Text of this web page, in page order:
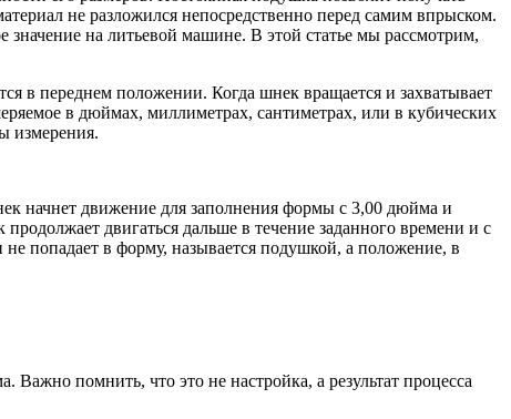
не разложился непосредственно перед самим впрыском.
значение на литьевой машине. В этой статье мы рассмотрим,
в переднем положении. Когда шнек вращается и захватывает
в дюймах, миллиметрах, сантиметрах, или в кубических
измерения.
начнет движение для заполнения формы с 3,00 дюйма и
двигаться дальше в течение заданного времени и с
попадает в форму, называется подушкой, а положение, в
помнить, что это не настройка, а результат процесса